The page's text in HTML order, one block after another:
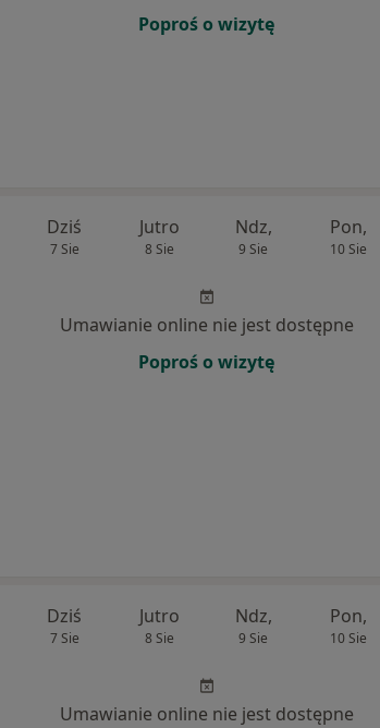
Poproś o wizytę
Dziś
7 Sie
Jutro
8 Sie
Ndz,
9 Sie
Pon,
10 Sie
Umawianie online nie jest dostępne
Poproś o wizytę
Dziś
7 Sie
Jutro
8 Sie
Ndz,
9 Sie
Pon,
10 Sie
Umawianie online nie jest dostępne